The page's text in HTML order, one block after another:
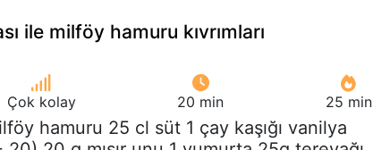
ile milföy hamuru kıvrımları
Çok kolay 20 min 25 min
hamuru 25 cl süt 1 çay kaşığı vanilya